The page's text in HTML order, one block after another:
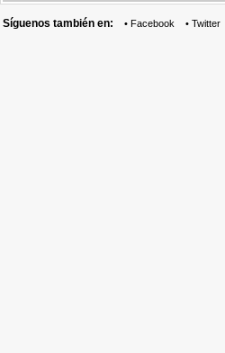
Síguenos también en: • Facebook • Twitter